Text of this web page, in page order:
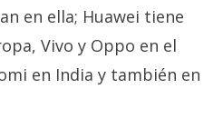
en ella; Huawei tiene
Vivo y Oppo en el
en India y también en